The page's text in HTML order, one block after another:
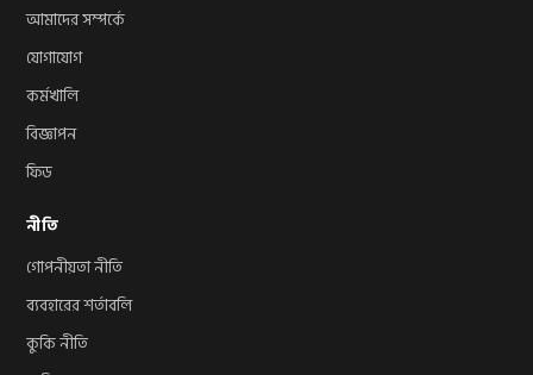
আমাদের সম্পর্কে
যোগাযোগ
কর্মখালি
বিজ্ঞাপন
ফিড
নীতি
গোপনীয়তা নীতি
ব্যবহারের শর্তাবলি
কুকি নীতি